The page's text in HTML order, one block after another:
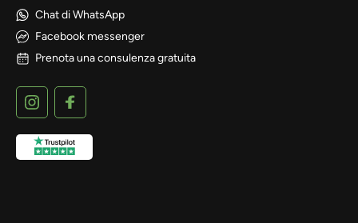
Chat di WhatsApp
Facebook messenger
Prenota una consulenza gratuita